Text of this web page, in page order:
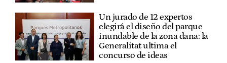
Un jurado de 12 expertos
elegirá el diseño del parque
inundable de la zona dana: la
Generalitat ultima el
concurso de ideas